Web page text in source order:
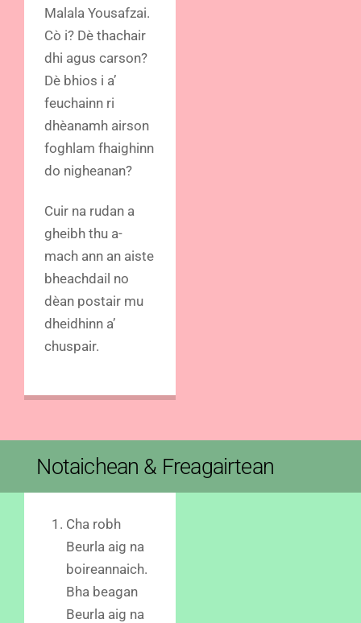
Malala Yousafzai.
Cò i? Dè thachair
dhi agus carson?
Dè bhios i a’
feuchainn ri
dhèanamh airson
foghlam fhaighinn
do nigheanan?
Cuir na rudan a
gheibh thu a-
mach ann an aiste
bheachdail no
dèan postair mu
dheidhinn a’
chuspair.
Notaichean & Freagairtean
Cha robh
Beurla aig na
boireannaich.
Bha beagan
Beurla aig na